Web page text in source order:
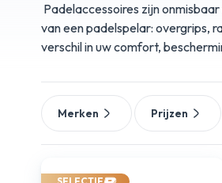
Padelaccessoires zijn
van een padelspelar: overgrips,
verschil in uw comfort,
Merken Prijzen